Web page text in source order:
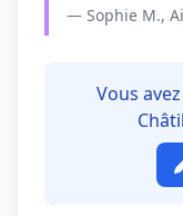
— Sophie M.,
Vous